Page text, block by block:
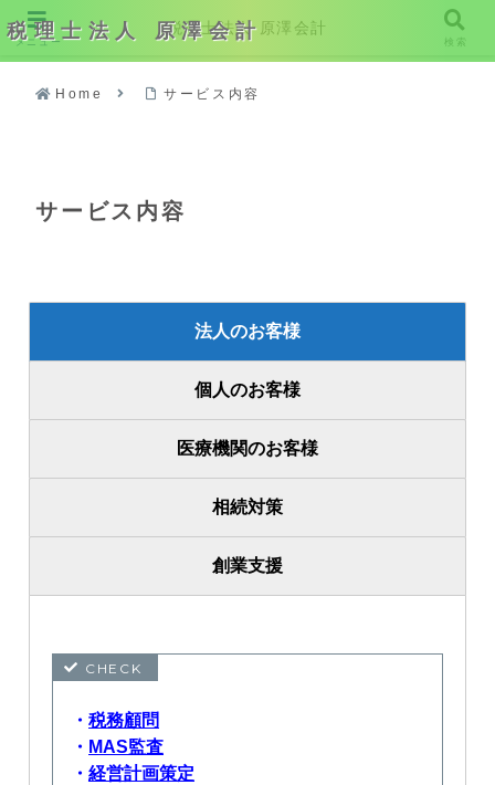
税理士法人 原澤会計
Home サービス内容
サービス内容
法人のお客様
個人のお客様
医療機関のお客様
相続対策
創業支援
・ 税務顧問
・ MAS監査
・ 経営計画策定
メニュー
税理士法人 原澤会計
検索